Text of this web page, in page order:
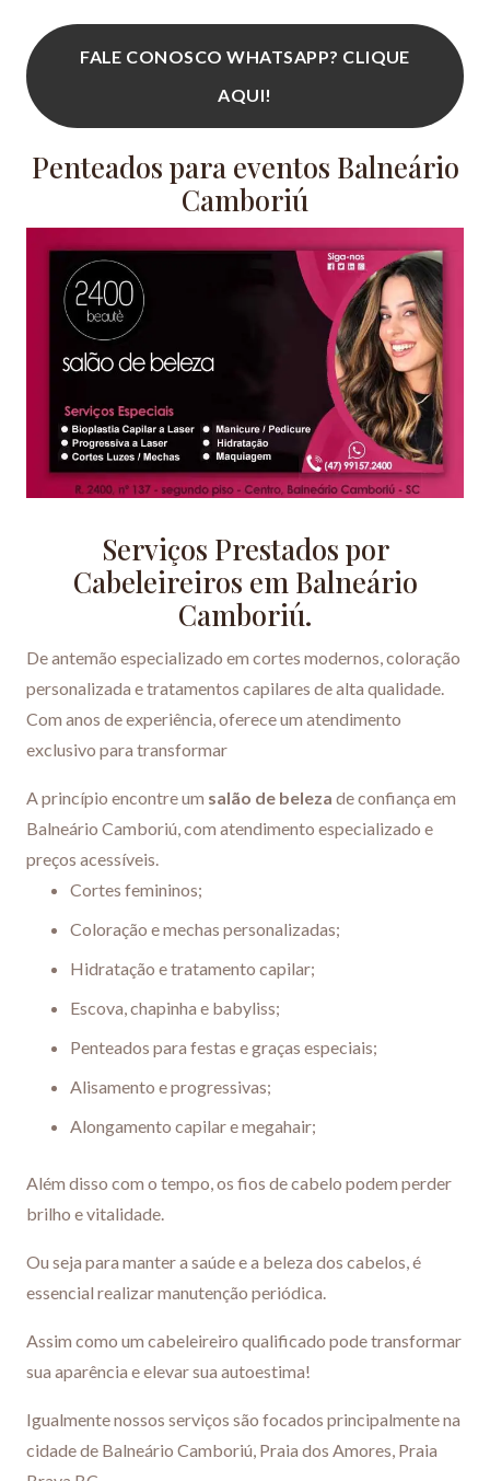
FALE CONOSCO WHATSAPP? CLIQUE
AQUI!
Penteados para eventos Balneário
Camboriú
Serviços Prestados por
Cabeleireiros em Balneário
Camboriú.
De antemão especializado em cortes modernos, coloração
personalizada e tratamentos capilares de alta qualidade.
Com anos de experiência, oferece um atendimento
exclusivo para transformar
A princípio encontre um salão de beleza de confiança em
Balneário Camboriú, com atendimento especializado e
preços acessíveis.
Cortes femininos;
Coloração e mechas personalizadas;
Hidratação e tratamento capilar;
Escova, chapinha e babyliss;
Penteados para festas e graças especiais;
Alisamento e progressivas;
Alongamento capilar e megahair;
Além disso com o tempo, os fios de cabelo podem perder
brilho e vitalidade.
Ou seja para manter a saúde e a beleza dos cabelos, é
essencial realizar manutenção periódica.
Assim como um cabeleireiro qualificado pode transformar
sua aparência e elevar sua autoestima!
Igualmente nossos serviços são focados principalmente na
cidade de Balneário Camboriú, Praia dos Amores, Praia